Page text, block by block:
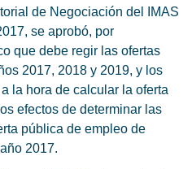
de Negociación del IMAS
se aprobó, por
que debe regir las ofertas
2017, 2018 y 2019, y los
la hora de calcular la oferta
efectos de determinar las
pública de empleo de
2017.